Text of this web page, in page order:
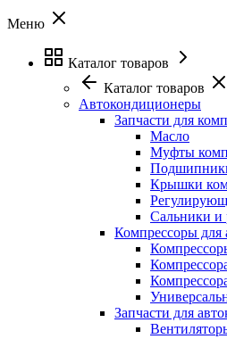
Меню
Каталог товаров
Каталог товаров
Автокондиционеры
Запчасти для
Масло
Муфты
Крышки
Сальники и
Компрессоры для
Запчасти для